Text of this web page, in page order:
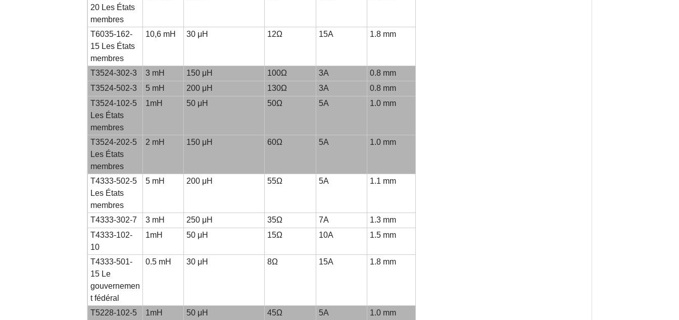
20 Les États
membres
T6035-162-
15 Les États
membres
10,6 mH 30 μH 12Ω 15A 1.8 mm
T3524-302-3 3 mH 150 μH 100Ω 3A
0.8 mm
T3524-502-3
5 mH 200 μH 130Ω 3A
0.8 mm
T3524-102-5
Les États
membres
1mH 50 μH 50Ω 5A 1.0 mm
T3524-202-5
Les États
membres
2 mH 150 μH 60Ω 5A 1.0 mm
T4333-502-5
Les États
membres
5 mH 200 μH 55Ω 5A 1.1 mm
T4333-302-7 3 mH 250 μH 35Ω 7A
1.3 mm
T4333-102-
10
1mH 50 μH 15Ω 10A 1.5 mm
T4333-501-
15 Le
gouvernemen
t fédéral
0.5 mH 30 μH 8Ω 15A 1.8 mm
T5228-102-5 1mH 50 μH 45Ω 5A 1.0 mm